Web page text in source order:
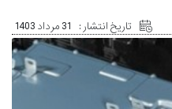
تاریخ انتشار : 31 مرداد 1403